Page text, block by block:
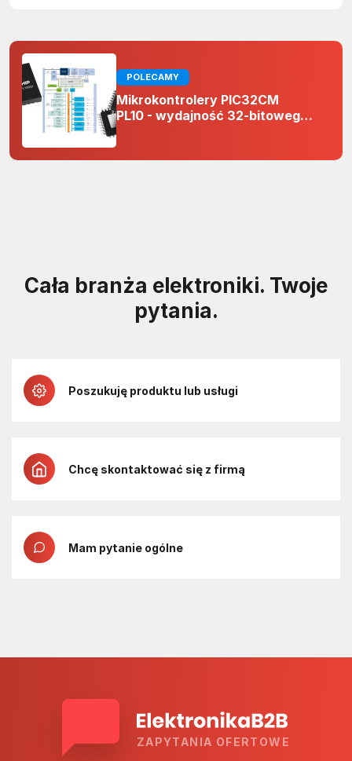
POLECAMY
Mikrokontrolery PIC32CM
PL10 - wydajność 32-bitowego
projektach 5 V
Cała branża elektroniki. Twoje
pytania.
Poszukuję produktu lub usługi
Chcę skontaktować się z firmą
Mam pytanie ogólne
ZAPYTANIA OFERTOWE